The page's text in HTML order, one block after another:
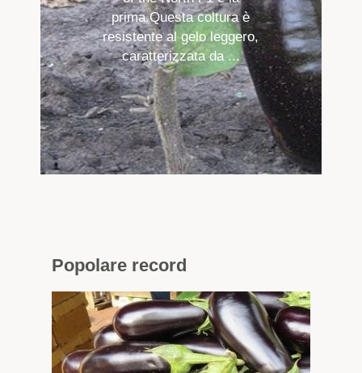
prima.Questa coltura è
resistente al gelo leggero,
caratterizzata da ...
Popolarerecord